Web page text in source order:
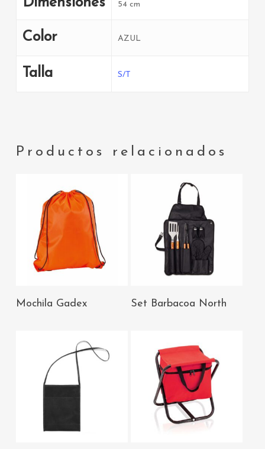
54 cm
Color AZUL
Talla S/T
Productos relacionados
AÑADIR AL
Mochila Gadex
AÑADIR AL
Set Barbacoa North